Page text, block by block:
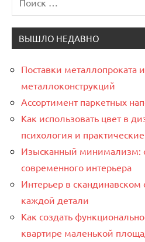
для:
ВЫШЛО НЕДАВНО
Поставки металлопроката
металлоконструкций
Ассортимент паркетных
Как использовать цвет в
психология и
Изысканный минимализм:
современного интерьера
Интерьер в скандинавском
каждой детали
Как создать
квартире маленькой